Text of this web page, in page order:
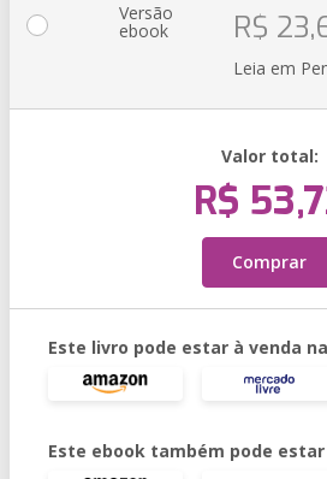
Versão
ebook R$
Leia em
Valor total:
R$
Comprar
Este livro pode estar à venda
Este ebook também pode estar